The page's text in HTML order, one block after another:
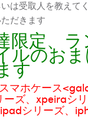
は受取人を教えて
だきます
限定、
ルのお
す
マホケース
ーズ、xpeiraシ
シリーズ、